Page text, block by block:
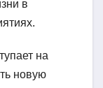
в
на
новую